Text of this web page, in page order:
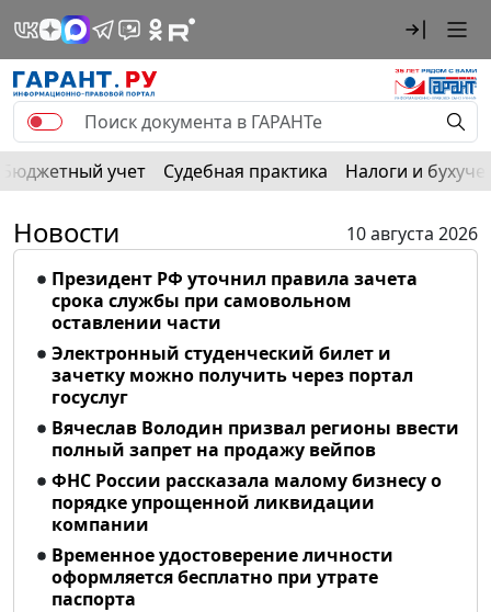
Бюджетный учет Судебная практика Налоги и
Новости
10 августа 2026
Президент РФ уточнил правила зачета
срока службы при самовольном
оставлении части
Электронный студенческий билет и
зачетку можно получить через портал
госуслуг
Вячеслав Володин призвал регионы ввести
полный запрет на продажу вейпов
ФНС России рассказала малому бизнесу о
порядке упрощенной ликвидации
компании
Временное удостоверение личности
оформляется бесплатно при утрате
паспорта